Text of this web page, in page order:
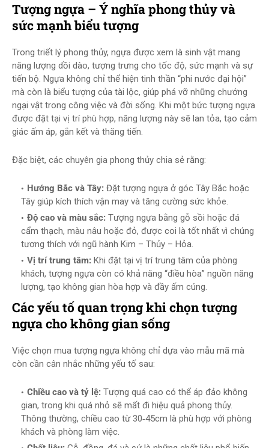
Tượng ngựa – Ý nghĩa phong thủy và
sức mạnh biểu tượng
Trong triết lý phong thủy, ngựa được xem là sinh vật mang
năng lượng dồi dào, tượng trưng cho tốc độ, sức mạnh và sự
tiến bộ. Ngựa không chỉ thể hiện tinh thần “phi nước đại hội”
mà còn là biểu tượng của tài lộc, giúp phá vỡ những chướng
ngại vật trong công việc và đời sống. Khi một bức tượng ngựa
được đặt tại vị trí phù hợp, năng lượng này sẽ lan tỏa, tạo cảm
giác ấm áp, gắn kết và thăng tiến.
Đặc biệt, các chuyên gia phong thủy chia sẻ rằng:
Hướng Bắc và Tây: Đặt tượng ngựa ở góc Tây Bắc hoặc
Tây giúp kích thích vận may và tăng cường sức khỏe.
Độ cao và màu sắc: Tượng ngựa bằng gỗ sồi hoặc đá
cẩm thạch, màu nâu hoặc đỏ, được coi là tốt nhất vì chúng
tương thích với ngũ hành Kim – Thủy – Hỏa.
Vị trí trung tâm: Khi đặt tại vị trí trung tâm của phòng
khách, tượng ngựa còn có khả năng “điều hòa” nguồn năng
lượng, tạo không gian hòa hợp và đầy ấm cúng.
Các yếu tố quan trọng khi chọn tượng
ngựa cho không gian sống
Việc chọn mua tượng ngựa không chỉ dựa vào mẫu mã mà
còn cần cân nhắc những yếu tố sau:
Chiều cao và tỷ lệ: Tượng quá cao có thể áp đảo không
gian, trong khi quá nhỏ sẽ mất đi hiệu quả phong thủy.
Thông thường, chiều cao từ 30‑45cm là phù hợp với phòng
khách và phòng làm việc.